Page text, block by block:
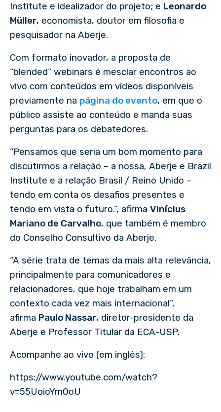
Institute e idealizador do projeto; e Leonardo
Müller, economista, doutor em filosofia e
pesquisador na Aberje.
Com formato inovador, a proposta de
“blended” webinars é mesclar encontros ao
vivo com conteúdos em vídeos disponíveis
previamente na página do evento, em que o
público assiste ao conteúdo e manda suas
perguntas para os debatedores.
“Pensamos que seria um bom momento para
discutirmos a relação – a nossa, Aberje e Brazil
Institute e a relação Brasil / Reino Unido –
tendo em conta os desafios presentes e
tendo em vista o futuro.”, afirma Vinícius
Mariano de Carvalho, que também é membro
do Conselho Consultivo da Aberje.
“A série trata de temas da mais alta relevância,
principalmente para comunicadores e
relacionadores, que hoje trabalham em um
contexto cada vez mais internacional”,
afirma Paulo Nassar, diretor-presidente da
Aberje e Professor Titular da ECA-USP.
Acompanhe ao vivo (em inglês):
https://www.youtube.com/watch?
v=55UoioYm0oU